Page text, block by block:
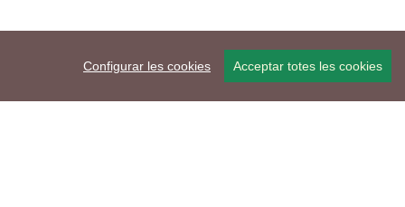
Configurar les cookies Acceptar totes les cookies